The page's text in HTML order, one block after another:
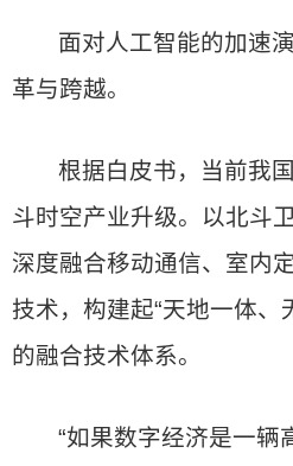
面对人工智能的加速
革与跨越。
根据白皮书，当前我
斗时空产业升级。以北斗
深度融合移动通信、室内
技术，构建起“天地一体、
的融合技术体系。
“如果数字经济是一辆